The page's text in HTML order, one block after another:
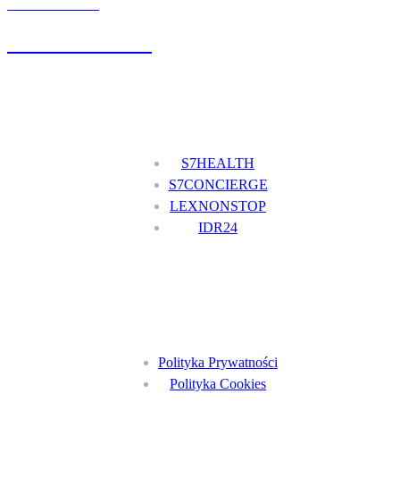
S7HEALTH
S7CONCIERGE
LEXNONSTOP
IDR24
Polityka Prywatności
Polityka Cookies